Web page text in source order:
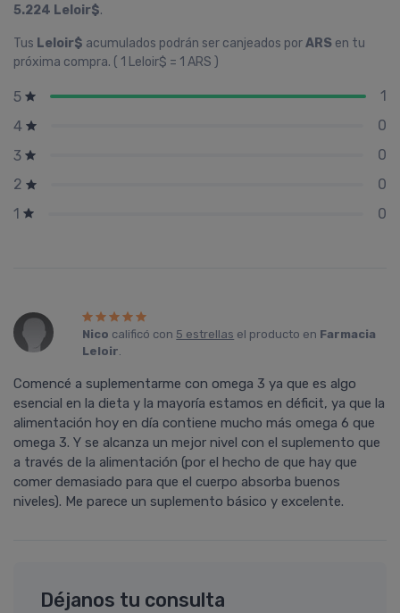
5.224 Leloir$.
Tus Leloir$ acumulados podrán ser canjeados porARS en tu
próxima compra. ( 1 Leloir$ = 1 ARS )
5
1
4
0
3
0
2
0
1
0
Nico calificó con 5 estrellas el producto en Farmacia
Leloir.
Comencé a suplementarme con omega 3 ya que es algo
esencial en la dieta y la mayoría estamos en déficit, ya que la
alimentación hoy en día contiene mucho más omega 6 que
omega 3. Y se alcanza un mejor nivel con el suplemento que
a través de la alimentación (por el hecho de que hay que
comer demasiado para que el cuerpo absorba buenos
niveles). Me parece un suplemento básico y excelente.
Déjanos tu consulta